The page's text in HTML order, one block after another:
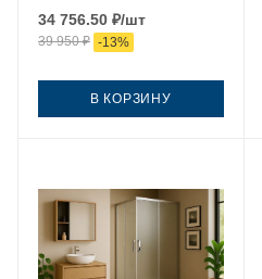
34 756.50 ₽/шт
39 950₽ -13%
В КОРЗИНУ